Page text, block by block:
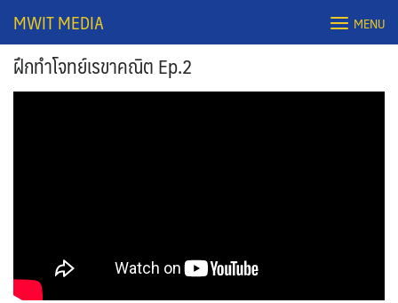
content
Search
for:
MWIT MEDIA MENU
ฝึกทำโจทย์เรขาคณิต Ep.2